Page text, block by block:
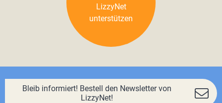
LizzyNet
unterstützen
Bleib informiert! Bestell den Newsletter von
LizzyNet!